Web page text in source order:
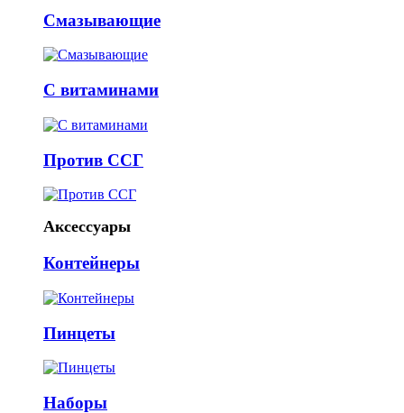
Смазывающие
С витаминами
Против ССГ
Аксессуары
Контейнеры
Пинцеты
Наборы